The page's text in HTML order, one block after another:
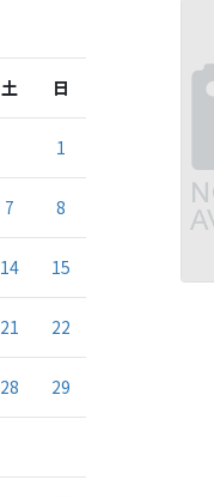
土 日
1
7 8
14 15
21 22
28 29